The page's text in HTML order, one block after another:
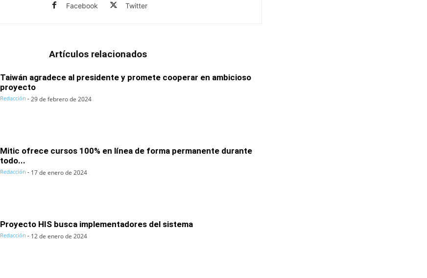
Facebook Twitter
Artículos relacionados
Taiwán agradece al presidente y promete cooperar en ambicioso
proyecto
Redacción - 29 de febrero de 2024
Mitic ofrece cursos 100% en línea de forma permanente durante
todo...
Redacción - 17 de enero de 2024
Proyecto HIS busca implementadores del sistema
Redacción - 12 de enero de 2024